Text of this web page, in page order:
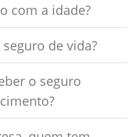
com a idade?
de vida?
o seguro